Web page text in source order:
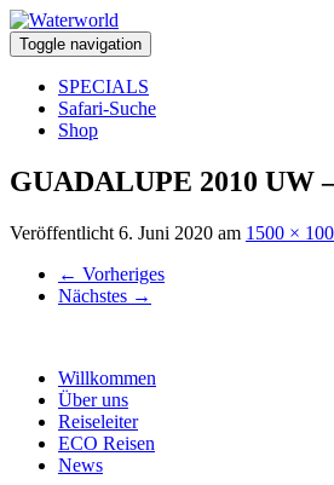
Toggle navigation
SPECIALS
Safari-Suche
Shop
GUADALUPE 2010 UW
Veröffentlicht 6. Juni 2020 am 1500 ×
← Vorheriges
Nächstes →
Willkommen
Über uns
Reiseleiter
ECO Reisen
News